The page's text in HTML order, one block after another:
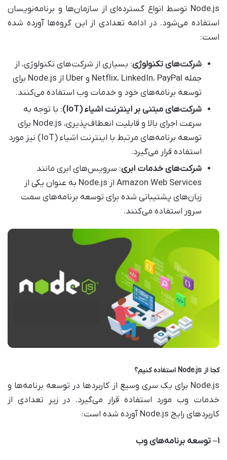
Node.js توسط انواع گسترده‌ای از سازمان‌ها و برنامه‌نویسان
استفاده می‌شود. در ادامه تعدادی از این گروه‌ها آورده شده
است:
شرکت‌های تکنولوژی: بسیاری از شرکت‌های تکنولوژی، از
جمله Netflix، LinkedIn، PayPal و Uber از Node.js برای
توسعه برنامه‌های خود و خدمات وب استفاده می‌کنند.
شرکت‌های مبتنی بر اینترنت اشیاء(IoT)
: با توجه به
سرعت اجرای بالا و قابلیت انعطاف‌پذیری، Node.js برای
توسعه برنامه‌های مرتبط با اینترنت اشیاء (IoT) نیز مورد
استفاده قرار می‌گیرد.
شرکت‌های خدمات ابری: سرویس‌های ابری مانند
Amazon Web Services از Node.js به عنوان یکی از
زبان‌های پشتیبانی شده برای توسعه برنامه‌های سمت
سرور استفاده می‌کنند.
کجا از استفاده کنیم؟
Node.js برای یک سری وسیع از کاربردها در توسعه برنامه‌ها و
خدمات وب مورد استفاده قرار می‌گیرد. در زیر تعدادی از
کاربردهای رایج Node.js آورده شده است:
۱–توسعه برنامه‌های وب